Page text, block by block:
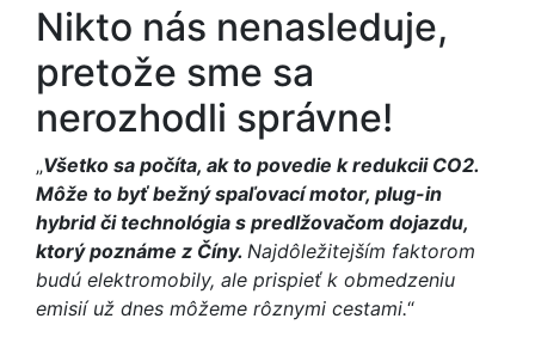
Nikto nás nenasleduje,
pretože sme sa
nerozhodli správne!
„Všetko sa počíta, ak to povedie k redukcii CO2.
Môže to byť bežný spaľovací motor, plug-in
hybrid či technológia s predlžovačom dojazdu,
ktorý poznáme z Číny. Najdôležitejším faktorom
budú elektromobily, ale prispieť k obmedzeniu
emisií už dnes môžeme rôznymi cestami.“